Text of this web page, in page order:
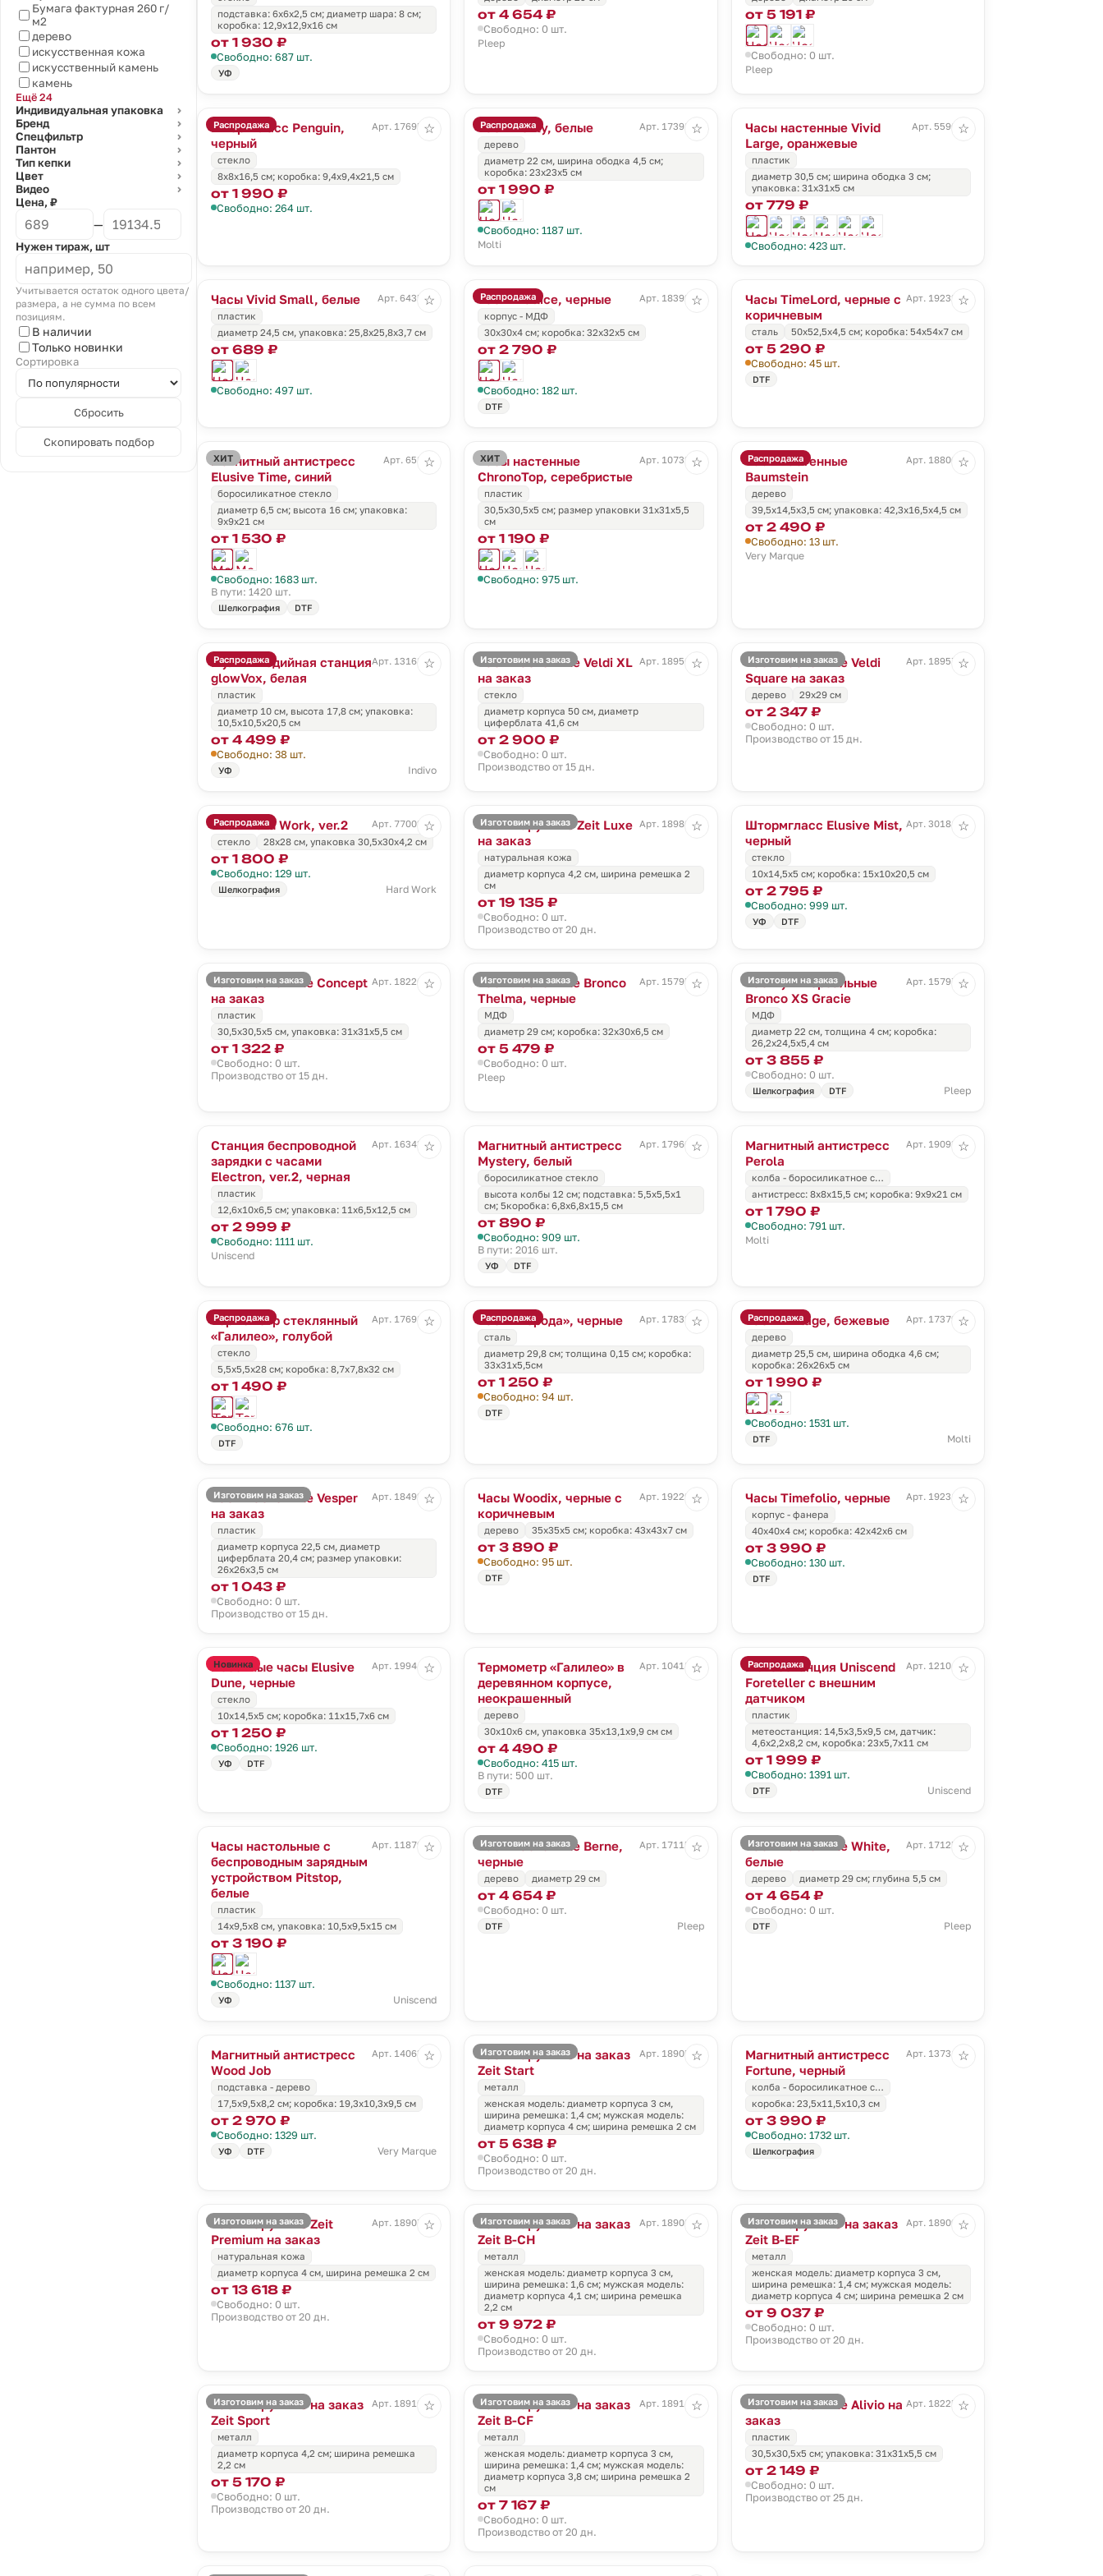
Бумага фактурная 260 г/
м2
дерево
искусственная кожа
искусственный камень
камень
Ещё 24
Индивидуальная упаковка
⌄
Бренд ⌄
Спецфильтр ⌄
Пантон ⌄
Тип кепки ⌄
Цвет ⌄
Видео ⌄
Цена, ₽
—
Нужен тираж, шт
Учитывается остаток одного цвета/
размера, а не сумма по всем
позициям.
В наличии
Только новинки
Сортировка
Сбросить
Скопировать подбор
подставка: 6х6х2,5 см; диаметр шара: 8 см;
коробка: 12,9x12,9x16 см
от 1 930 ₽
Свободно: 687 шт.
УФ
от 4 654 ₽
Свободно: 0 шт.
Pleep
от 5 191 ₽
Свободно: 0 шт.
Pleep
Распродажа
Штормгласс Penguin,
черный
Арт. 17695.30
стекло
8х8х16,5 см; коробка: 9,4x9,4x21,5 см
от 1 990 ₽
Свободно: 264 шт.
☆ Распродажа
Часы Benty, белые
Арт. 17398.60
дерево
диаметр 22 см, ширина ободка 4,5 см;
коробка: 23х23х5 см
от 1 990 ₽
Свободно: 1187 шт.
Molti
☆
Часы настенные Vivid
Large, оранжевые
Арт. 5590.20
пластик
диаметр 30,5 см; ширина ободка 3 см;
упаковка: 31х31х5 см
от 779 ₽
Свободно: 423 шт.
☆
Часы Vivid Small, белые
Арт. 6435.60
пластик
диаметр 24,5 см, упаковка: 25,8x25,8х3,7 см
от 689 ₽
Свободно: 497 шт.
☆ Распродажа
Часы Wallice, черные
Арт. 18392.30
корпус - МДФ
30x30x4 cм; коробка: 32x32x5 см
от 2 790 ₽
Свободно: 182 шт.
DTF
☆
Часы TimeLord, черные с
коричневым
Арт. 19232.35
сталь 50x52,5x4,5 cм; коробка: 54x54x7 см
от 5 290 ₽
Свободно: 45 шт.
DTF
☆
ХИТ
Магнитный антистресс
Elusive Time, синий
Арт. 658.40
боросиликатное стекло
диаметр 6,5 см; высота 16 см; упаковка:
9х9х21 см
от 1 530 ₽
Свободно: 1683 шт.
В пути: 1420 шт.
Шелкография DTF
☆ ХИТ
Часы настенные
ChronoTop, серебристые
Арт. 10732.15
пластик
30,5x30,5x5 см; размер упаковки 31x31x5,5
см
от 1 190 ₽
Свободно: 975 шт.
☆ Распродажа
Часы настенные
Baumstein
Арт. 18806.00
дерево
39,5х14,5х3,5 см; упаковка: 42,3х16,5х4,5 см
от 2 490 ₽
Свободно: 13 шт.
Very Marque
☆
Распродажа
Мультимедийная станция
glowVox, белая
Арт. 13168.60
пластик
диаметр 10 см, высота 17,8 см; упаковка:
10,5x10,5x20,5 см
от 4 499 ₽
Свободно: 38 шт.
УФ Indivo
☆ Изготовим на заказ
Часы настенные Veldi XL
на заказ
Арт. 18956.01
стекло
диаметр корпуса 50 см, диаметр
циферблата 41,6 cм
от 2 900 ₽
Свободно: 0 шт.
Производство от 15 дн.
☆ Изготовим на заказ
Часы настенные Veldi
Square на заказ
Арт. 18957.01
дерево 29х29 см
от 2 347 ₽
Свободно: 0 шт.
Производство от 15 дн.
☆
Распродажа
Часы Hard Work, ver.2
Арт. 77002.12
стекло
28х28 см, упаковка 30,5х30х4,2 см
от 1 800 ₽
Свободно: 129 шт.
Шелкография Hard Work
☆ Изготовим на заказ
Часы наручные Zeit Luxe
на заказ
Арт. 18980.01
натуральная кожа
диаметр корпуса 4,2 см, ширина ремешка 2
см
от 19 135 ₽
Свободно: 0 шт.
Производство от 20 дн.
☆
Штормгласс Elusive Mist,
черный
Арт. 30181.30
стекло
10х14,5х5 см; коробка: 15х10х20,5 см
от 2 795 ₽
Свободно: 999 шт.
УФ DTF
☆
Изготовим на заказ
Часы настенные Concept
на заказ
Арт. 18226.01
пластик
30,5x30,5x5 см, упаковка: 31х31х5,5 см
от 1 322 ₽
Свободно: 0 шт.
Производство от 15 дн.
☆ Изготовим на заказ
Часы настенные Bronco
Thelma, черные
Арт. 15795.30
МДФ
диаметр 29 см; коробка: 32х30х6,5 см
от 5 479 ₽
Свободно: 0 шт.
Pleep
☆ Изготовим на заказ
Часы универсальные
Bronco XS Gracie
Арт. 15797.26
МДФ
диаметр 22 см, толщина 4 см; коробка:
26,2х24,5х5,4 см
от 3 855 ₽
Свободно: 0 шт.
Шелкография DTF Pleep
☆
Станция беспроводной
зарядки с часами
Electron, ver.2, черная
Арт. 16343.30
пластик
12,6x10x6,5 см; упаковка: 11x6,5x12,5 см
от 2 999 ₽
Свободно: 1111 шт.
Uniscend
☆
Магнитный антистресс
Mystery, белый
Арт. 17960.60
боросиликатное стекло
высота колбы 12 см; подставка: 5,5x5,5x1
см; 5коробка: 6,8х6,8х15,5 см
от 890 ₽
Свободно: 909 шт.
В пути: 2016 шт.
УФ DTF
☆
Магнитный антистресс
Perola
Арт. 19093.00
колба - боросиликатное с…
антистресс: 8х8х15,5 см; коробка: 9х9х21 см
от 1 790 ₽
Свободно: 791 шт.
Molti
☆
Распродажа
Термометр стеклянный
«Галилео», голубой
Арт. 17698.14
стекло
5,5x5,5x28 см; коробка: 8,7x7,8x32 см
от 1 490 ₽
Свободно: 676 шт.
DTF
☆ Распродажа
Часы «Города», черные
Арт. 17832.30
сталь
диаметр 29,8 см; толщина 0,15 см; коробка:
33х31х5,5см
от 1 250 ₽
Свободно: 94 шт.
DTF
☆ Распродажа
Часы Vintage, бежевые
Арт. 17379.00
дерево
диаметр 25,5 см, ширина ободка 4,6 см;
коробка: 26х26х5 см
от 1 990 ₽
Свободно: 1531 шт.
DTF Molti
☆
Изготовим на заказ
Часы настенные Vesper
на заказ
Арт. 18492.01
пластик
диаметр корпуса 22,5 см, диаметр
циферблата 20,4 cм; размер упаковки:
26x26x3,5 см
от 1 043 ₽
Свободно: 0 шт.
Производство от 15 дн.
☆
Часы Woodix, черные с
коричневым
Арт. 19229.35
дерево 35x35x5 cм; коробка: 43x43x7 см
от 3 890 ₽
Свободно: 95 шт.
DTF
☆ Часы Timefolio, черные
Арт. 19231.30
корпус - фанера
40x40x4 cм; коробка: 42x42x6 см
от 3 990 ₽
Свободно: 130 шт.
DTF
☆
Новинка
Песочные часы Elusive
Dune, черные
Арт. 19944.33
стекло
10х14,5х5 см; коробка: 11х15,7х6 см
от 1 250 ₽
Свободно: 1926 шт.
УФ DTF
☆
Термометр «Галилео» в
деревянном корпусе,
неокрашенный
Арт. 10418.80
дерево
30х10х6 см, упаковка 35х13,1х9,9 см см
от 4 490 ₽
Свободно: 415 шт.
В пути: 500 шт.
DTF
☆ Распродажа
Метеостанция Uniscend
Foreteller с внешним
датчиком
Арт. 12104.30
пластик
метеостанция: 14,5х3,5х9,5 см, датчик:
4,6х2,2х8,2 см, коробка: 23х5,7х11 см
от 1 999 ₽
Свободно: 1391 шт.
DTF Uniscend
☆
Часы настольные с
беспроводным зарядным
устройством Pitstop,
белые
Арт. 11879.60
пластик
14x9,5x8 см, упаковка: 10,5x9,5x15 см
от 3 190 ₽
Свободно: 1137 шт.
УФ Uniscend
☆ Изготовим на заказ
Часы настенные Berne,
черные
Арт. 17115.30
дерево диаметр 29 см
от 4 654 ₽
Свободно: 0 шт.
DTF Pleep
☆ Изготовим на заказ
Часы настенные White,
белые
Арт. 17125.60
дерево диаметр 29 см; глубина 5,5 см
от 4 654 ₽
Свободно: 0 шт.
DTF Pleep
☆
Магнитный антистресс
Wood Job
Арт. 14063.00
подставка - дерево
17,5х9,5х8,2 см; коробка: 19,3х10,3х9,5 см
от 2 970 ₽
Свободно: 1329 шт.
УФ DTF Very Marque
☆ Изготовим на заказ
Часы наручные на заказ
Zeit Start
Арт. 18905.01
металл
женская модель: диаметр корпуса 3 см,
ширина ремешка: 1,4 см; мужская модель:
диаметр корпуса 4 см; ширина ремешка 2 см
от 5 638 ₽
Свободно: 0 шт.
Производство от 20 дн.
☆
Магнитный антистресс
Fortune, черный
Арт. 13731.30
колба - боросиликатное с…
коробка: 23,5х11,5х10,3 см
от 3 990 ₽
Свободно: 1732 шт.
Шелкография
☆
Изготовим на заказ
Часы наручные Zeit
Premium на заказ
Арт. 18907.01
натуральная кожа
диаметр корпуса 4 см, ширина ремешка 2 см
от 13 618 ₽
Свободно: 0 шт.
Производство от 20 дн.
☆ Изготовим на заказ
Часы наручные на заказ
Zeit B-CH
Арт. 18908.01
металл
женская модель: диаметр корпуса 3 см,
ширина ремешка: 1,6 см; мужская модель:
диаметр корпуса 4,1 см; ширина ремешка
2,2 см
от 9 972 ₽
Свободно: 0 шт.
Производство от 20 дн.
☆ Изготовим на заказ
Часы наручные на заказ
Zeit B-EF
Арт. 18909.01
металл
женская модель: диаметр корпуса 3 см,
ширина ремешка: 1,4 см; мужская модель:
диаметр корпуса 4 см; ширина ремешка 2 см
от 9 037 ₽
Свободно: 0 шт.
Производство от 20 дн.
☆
Изготовим на заказ
Часы наручные на заказ
Zeit Sport
Арт. 18910.01
металл
диаметр корпуса 4,2 см; ширина ремешка
2,2 см
от 5 170 ₽
Свободно: 0 шт.
Производство от 20 дн.
☆ Изготовим на заказ
Часы наручные на заказ
Zeit B-CF
Арт. 18914.01
металл
женская модель: диаметр корпуса 3 см,
ширина ремешка: 1,4 см; мужская модель:
диаметр корпуса 3,8 см; ширина ремешка 2
см
от 7 167 ₽
Свободно: 0 шт.
Производство от 20 дн.
☆ Изготовим на заказ
Часы настенные Alivio на
заказ
Арт. 18225.01
пластик
30,5x30,5x5 см; упаковка: 31х31х5,5 см
от 2 149 ₽
Свободно: 0 шт.
Производство от 25 дн.
☆